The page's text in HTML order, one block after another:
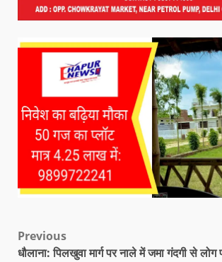
Previous
धौलाना: पिलखुवा मार्ग पर नाले में जमा गंदगी से लोग